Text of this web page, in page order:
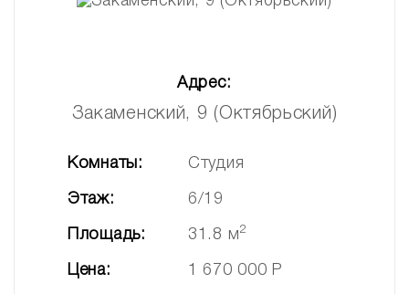
Адрес:
Закаменский, 9 (Октябрьский)
Комнаты: Студия
Этаж: 6/19
Площадь: 31.8 м2
Цена: 1 670 000 Р